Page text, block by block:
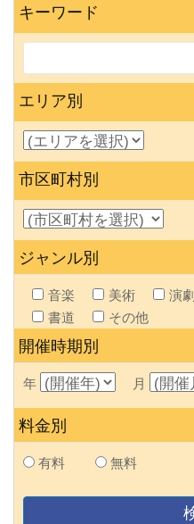
キーワード
エリア別
市区町村別
ジャンル別
音楽 美術 演劇
書道
その他
開催時期別
年 月
料金別
有料 無料